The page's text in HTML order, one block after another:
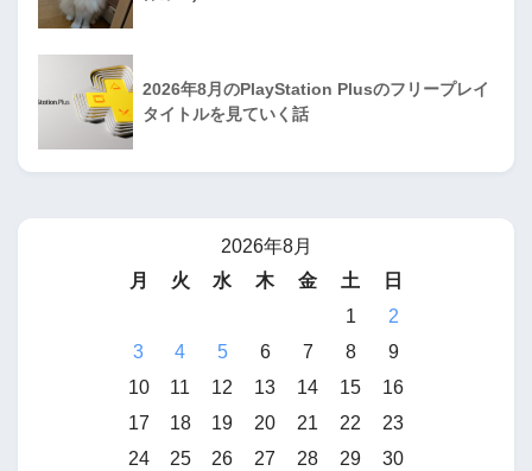
2026年8月のPlayStation Plusのフリープレイ
タイトルを見ていく話
2026年8月
月
火 水 木 金 土
日
1
2
3
4 5 6 7 8
9
10
11 12 13 14 15
16
17
18 19 20 21 22
23
24
25 26 27 28 29
30